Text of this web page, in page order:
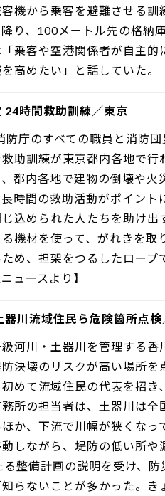
機から乗客を避難させる
り、100メートル先の格納
乗客や空港関係者が自主
高めたい」と話していた。
24時間救助訓練／東京
防庁のすべての職員と消防
助訓練が東京都内各地で
都内各地で建物の倒壊や
時間の救助活動がポイント
込められた人たちを助け
機材を使って、がれきを
め、担架をつるしたロープ
ュースより】
器川流域住民ら危険箇所点検
河川・土器川を管理する
決壊のリスクが高い場所
めて流域住民の代表を招
所の担当者は、土器川は
か、下流で川幅が狭くなっ
しながら、堤防の低い所
整備計画の説明を受け、
らないことが多かった。き